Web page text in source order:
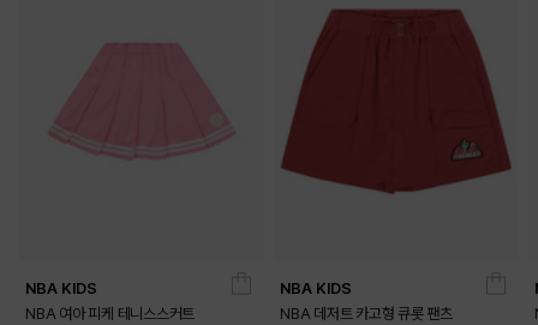
NBA KIDS
NBA 여아 피케 테니스스커트
NBA KIDS
NBA 데저트 카고형 큐롯 팬츠